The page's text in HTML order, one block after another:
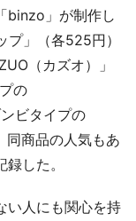
binzo」が制作し
」（各525円）
（カズオ）」
の
ビタイプの
同商品の人気もあ
した。
い人にも関心を持